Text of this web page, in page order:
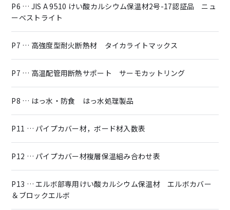
P6 … JIS A 9510 けい酸カルシウム保温材2号-17認証品 ニュ
ーベストライト
P7 … 高強度型耐火断熱材 タイカライトマックス
P7 … 高温配管用断熱サポート サーモカットリング
P8 … はっ水・防食 はっ水処理製品
P11 … パイプカバー材，ボード材入数表
P12 … パイプカバー材複層保温組み合わせ表
P13 … エルボ部専用けい酸カルシウム保温材 エルボカバー
＆ブロックエルボ